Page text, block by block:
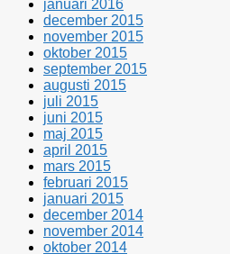
januari 2016
december 2015
november 2015
oktober 2015
september 2015
augusti 2015
juli 2015
juni 2015
maj 2015
april 2015
mars 2015
februari 2015
januari 2015
december 2014
november 2014
oktober 2014